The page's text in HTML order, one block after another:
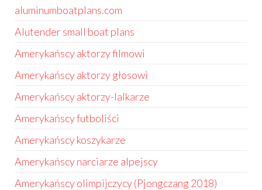
aluminumboatplans.com
Alutender small boat plans
Amerykańscy aktorzy filmowi
Amerykańscy aktorzy głosowi
Amerykańscy aktorzy-lalkarze
Amerykańscy futboliści
Amerykańscy koszykarze
Amerykańscy narciarze alpejscy
Amerykańscy olimpijczycy (Pjongczang 2018)